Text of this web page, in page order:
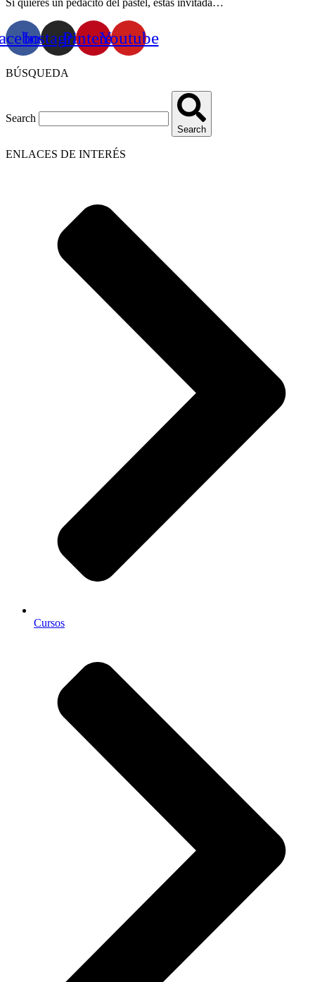
Si quieres un pedacito del pastel, estás invitada…
InstagramPinterestYoutube
BÚSQUEDA
Search
Search
ENLACES DE INTERÉS
Cursos